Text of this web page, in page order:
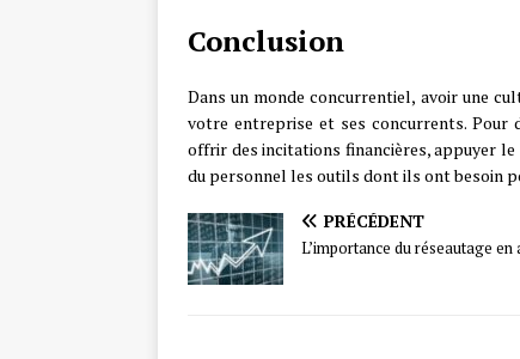
Conclusion
Dans un monde concurrentiel, avoir une
votre entreprise et ses concurrents. Pour
offrir des incitations financières, appuyer
du personnel les outils dont ils ont besoin
PRÉCÉDENT
L’importance du réseautage en